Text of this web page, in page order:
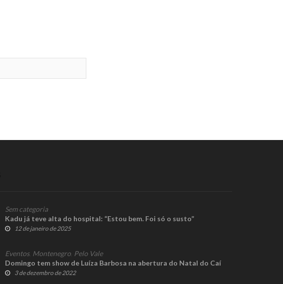
Sem categoria
Kadu já teve alta do hospital: “Estou bem. Foi só o susto”
12 de janeiro de 2025
Eventos, Montenegro Pelo Vale
Domingo tem show de Luíza Barbosa na abertura do Natal do Caí
3 de dezembro de 2022